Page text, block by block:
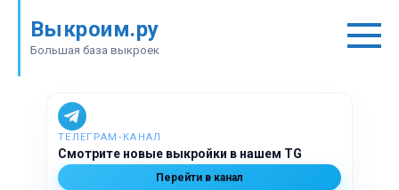
контенту
Выкроим.ру
Большая база выкроек
ТЕЛЕГРАМ‑КАНАЛ
Смотрите новые выкройки в нашем TG
Перейти в канал